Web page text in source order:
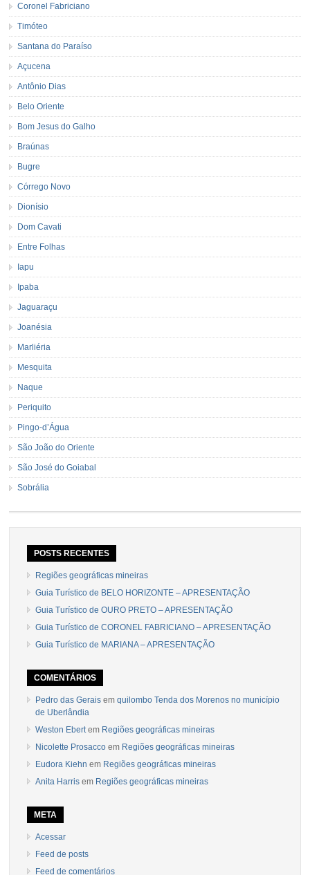
Coronel Fabriciano
Timóteo
Santana do Paraíso
Açucena
Antônio Dias
Belo Oriente
Bom Jesus do Galho
Braúnas
Bugre
Córrego Novo
Dionísio
Dom Cavati
Entre Folhas
Iapu
Ipaba
Jaguaraçu
Joanésia
Marliéria
Mesquita
Naque
Periquito
Pingo-d’Água
São João do Oriente
São José do Goiabal
Sobrália
POSTS RECENTES
Regiões geográficas mineiras
Guia Turístico de BELO HORIZONTE – APRESENTAÇÃO
Guia Turístico de OURO PRETO – APRESENTAÇÃO
Guia Turístico de CORONEL FABRICIANO – APRESENTAÇÃO
Guia Turístico de MARIANA – APRESENTAÇÃO
COMENTÁRIOS
Pedro das Gerais emquilombo Tenda dos Morenos no município
de Uberlândia
Weston Ebert em Regiões geográficas mineiras
Nicolette Prosacco em Regiões geográficas mineiras
Eudora Kiehn em Regiões geográficas mineiras
Anita Harris em Regiões geográficas mineiras
META
Acessar
Feed de posts
Feed de comentários